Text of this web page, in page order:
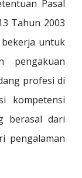
Pasal
Tahun 2003
untuk
pengakuan
profesi di
kompetensi
berasal dari
pengalaman